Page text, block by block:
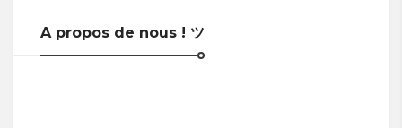
A propos de nous ! ツ